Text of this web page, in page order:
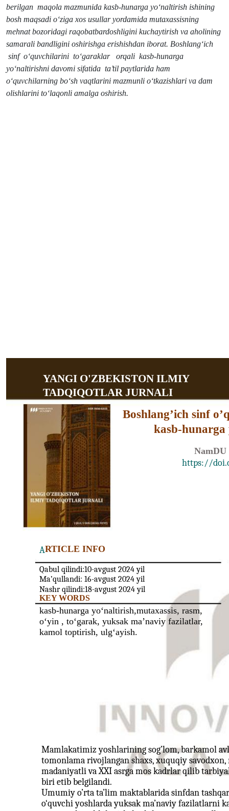
berilgan maqola mazmunida kasb-hunarga yo‘naltirish ishining
bosh maqsadi o‘ziga xos usullar yordamida mutaxassisning
mehnat bozoridagi raqobatbardoshligini kuchaytirish va aholining
samarali bandligini oshirishga erishishdan iborat. Boshlang‘ich
sinf o‘quvchilarini to‘garaklar orqali kasb-hunarga
yo‘naltirishni davomi sifatida ta’til paytlarida ham
o‘quvchilarning bo‘sh vaqtlarini mazmunli o‘tkazishlari va dam
olishlarini to‘laqonli amalga oshirish.
YANGI O'ZBEKISTON ILMIY
TADQIQOTLAR JURNALI
Boshlang’ich sinf
kasb-
https://
Mamlakatimiz yoshlarining sog’lom, barkamol
tomonlama rivojlangan shaxs, xuquqiy savodxon,
madaniyatli va XXI asrga mos kadrlar qilib
biri etib belgilandi.
Umumiy o’rta ta’lim maktablarida sinfdan
o‘quvchi yoshlarda yuksak ma’naviy fazilatlarni
ARTICLE INFO
Qabul qilindi:10-avgust 2024 yil
Ma’qullandi: 16-avgust 2024 yil
Nashr qilindi:18-avgust 2024 yil
KEY WORDS
kasb-hunarga yo‘naltirish,mutaxassis, rasm,
o‘yin , to‘garak, yuksak ma’naviy fazilatlar,
kamol toptirish, ulg‘ayish.